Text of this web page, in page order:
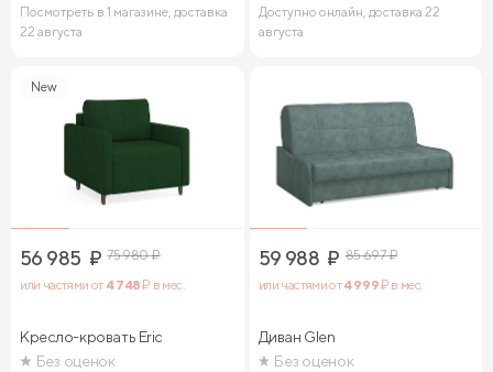
Посмотреть в 1 магазине, доставка
22 августа
Доступно онлайн, доставка 22
августа
New
56 985 ₽ 75 980₽
или частями от 4 748₽ в мес.
Кресло-кровать Eric
Без оценок
59 988 ₽ 85 697₽
или частями от4 999₽ в мес.
Диван Glen
Без оценок